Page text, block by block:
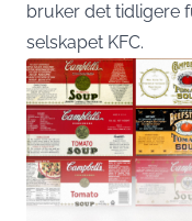
bruker det tidligere
selskapet KFC.